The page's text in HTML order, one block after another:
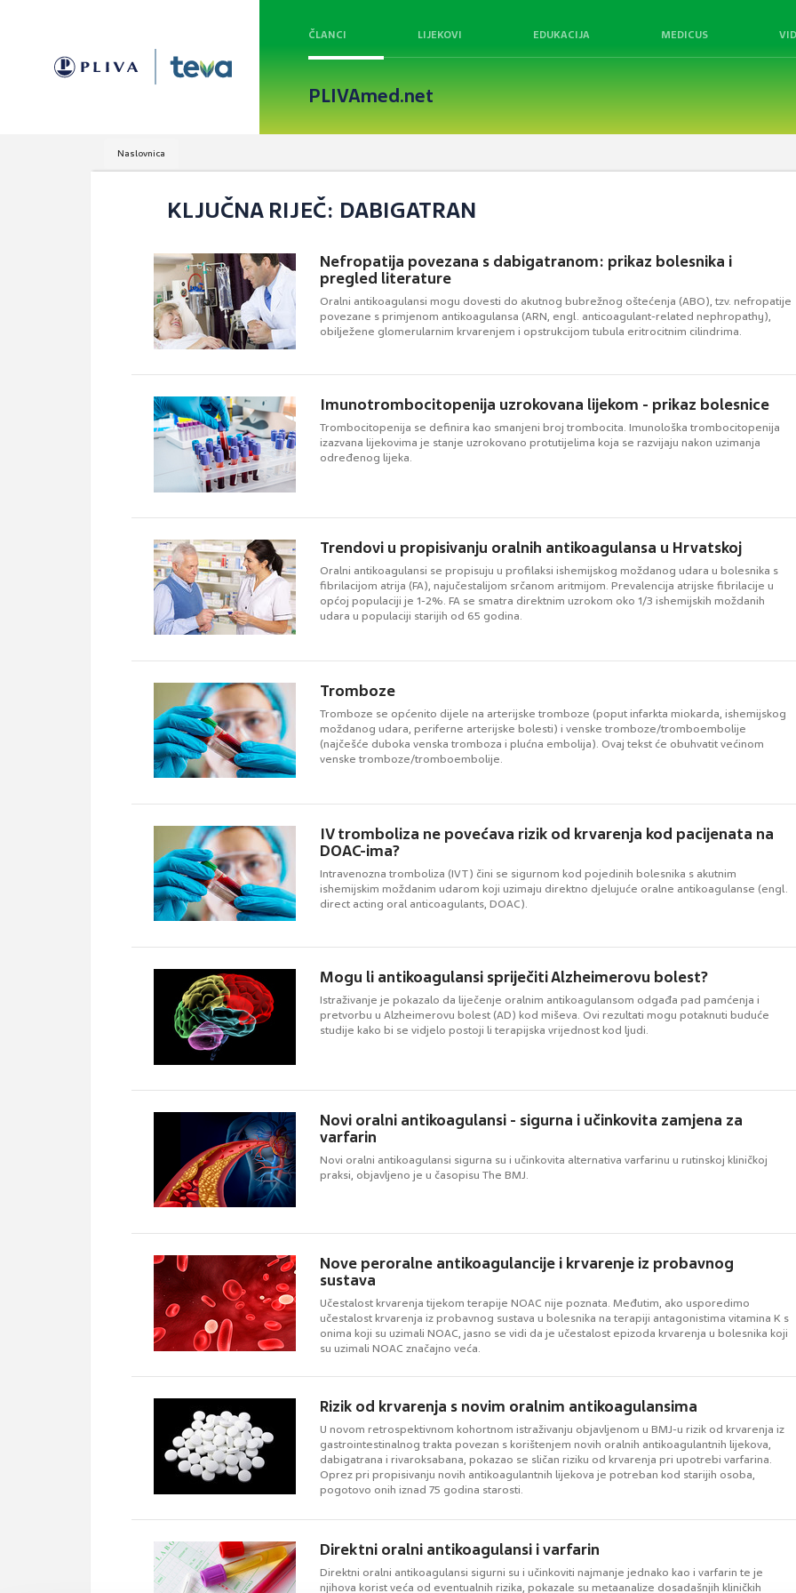
ČLANCI LIJEKOVI EDUKACIJA MEDICUS
PLIVAmed.net
Naslovnica
KLJUČNA RIJEČ: DABIGATRAN
Nefropatija povezana s dabigatranom: prikaz bolesnika i
pregled literature
Oralni antikoagulansi mogu dovesti do akutnog bubrežnog oštećenja (ABO), tzv. nefropatije
povezane s primjenom antikoagulansa (ARN, engl. anticoagulant-related nephropathy),
obilježene glomerularnim krvarenjem i opstrukcijom tubula eritrocitnim cilindrima.
Imunotrombocitopenija uzrokovana lijekom - prikaz bolesnice
Trombocitopenija se definira kao smanjeni broj trombocita. Imunološka trombocitopenija
izazvana lijekovima je stanje uzrokovano protutijelima koja se razvijaju nakon uzimanja
određenog lijeka.
Trendovi u propisivanju oralnih antikoagulansa u Hrvatskoj
Oralni antikoagulansi se propisuju u profilaksi ishemijskog moždanog udara u bolesnika s
fibrilacijom atrija (FA), najučestalijom srčanom aritmijom. Prevalencija atrijske fibrilacije u
općoj populaciji je 1-2%. FA se smatra direktnim uzrokom oko 1/3 ishemijskih moždanih
udara u populaciji starijih od 65 godina.
Tromboze
Tromboze se općenito dijele na arterijske tromboze (poput infarkta miokarda, ishemijskog
moždanog udara, periferne arterijske bolesti) i venske tromboze/tromboembolije
(najčešće duboka venska tromboza i plućna embolija). Ovaj tekst će obuhvatit većinom
venske tromboze/tromboembolije.
IV tromboliza ne povećava rizik od krvarenja kod pacijenata na
DOAC-ima?
Intravenozna tromboliza (IVT) čini se sigurnom kod pojedinih bolesnika s akutnim
ishemijskim moždanim udarom koji uzimaju direktno djelujuće oralne antikoagulanse (engl.
direct acting oral anticoagulants, DOAC).
Mogu li antikoagulansi spriječiti Alzheimerovu bolest?
Istraživanje je pokazalo da liječenje oralnim antikoagulansom odgađa pad pamćenja i
pretvorbu u Alzheimerovu bolest (AD) kod miševa. Ovi rezultati mogu potaknuti buduće
studije kako bi se vidjelo postoji li terapijska vrijednost kod ljudi.
Novi oralni antikoagulansi - sigurna i učinkovita zamjena za
varfarin
Novi oralni antikoagulansi sigurna su i učinkovita alternativa varfarinu u rutinskoj kliničkoj
praksi, objavljeno je u časopisu The BMJ.
Nove peroralne antikoagulancije i krvarenje iz probavnog
sustava
Učestalost krvarenja tijekom terapije NOAC nije poznata. Međutim, ako usporedimo
učestalost krvarenja iz probavnog sustava u bolesnika na terapiji antagonistima vitamina K s
onima koji su uzimali NOAC, jasno se vidi da je učestalost epizoda krvarenja u bolesnika koji
su uzimali NOAC značajno veća.
Rizik od krvarenja s novim oralnim antikoagulansima
U novom retrospektivnom kohortnom istraživanju objavljenom u BMJ-u rizik od krvarenja iz
gastrointestinalnog trakta povezan s korištenjem novih oralnih antikoagulantnih lijekova,
dabigatrana i rivaroksabana, pokazao se sličan riziku od krvarenja pri upotrebi varfarina.
Oprez pri propisivanju novih antikoagulantnih lijekova je potreban kod starijih osoba,
pogotovo onih iznad 75 godina starosti.
Direktni oralni antikoagulansi i varfarin
Direktni oralni antikoagulansi sigurni su i učinkoviti najmanje jednako kao i varfarin te je
njihova korist veća od eventualnih rizika, pokazale su metaanalize dosadašnjih kliničkih